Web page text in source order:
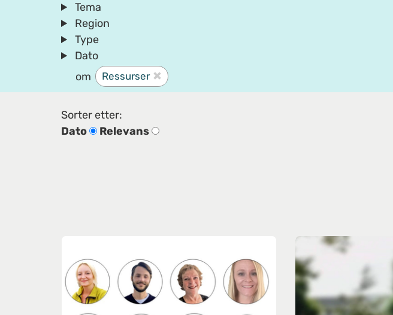
Tema
Region
Type
Dato
om
Ressurser
Sorter etter:
Dato
Relevans